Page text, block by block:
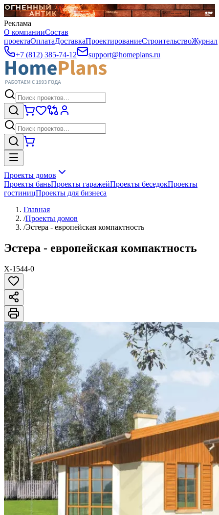
Реклама
О компанииСостав
проектаОплатаДоставкаПроектированиеСтроительствоЖурнал
+7 (812) 385-74-12
support@homeplans.ru
Проекты домов
Проекты баньПроекты гаражейПроекты беседокПроекты
гостиницПроекты для бизнеса
Главная
/Проекты домов
/Эстера - европейская компактность
Эстера - европейская компактность
X-1544-0